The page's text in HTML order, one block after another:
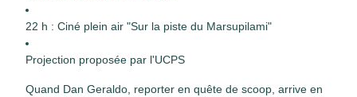
22 h : Ciné plein air "Sur la piste du Marsupilami"
Projection proposée par l'UCPS
Quand Dan Geraldo, reporter en quête de scoop, arrive en